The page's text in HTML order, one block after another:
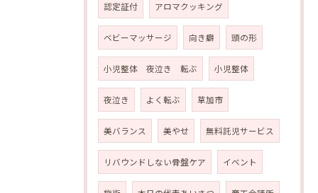
認定証付 アロマクッキング
ベビーマッサージ 向き癖 頭の形
小児整体 夜泣き 転ぶ 小児整体
夜泣き よく転ぶ 草加市
美バランス 美やせ 無料託児サービス
リバウンドしない骨盤ケア イベント